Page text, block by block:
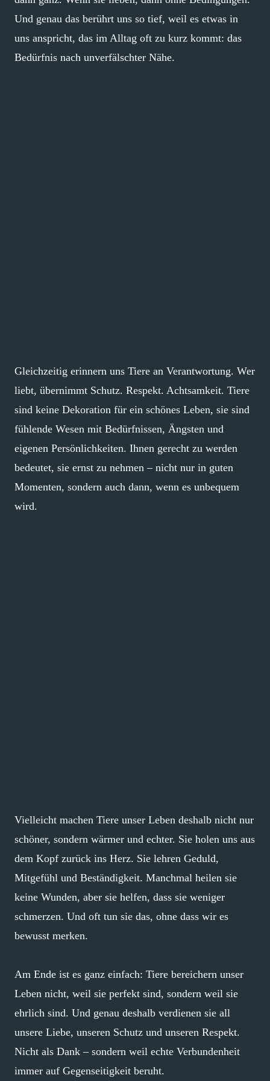
Und genau das berührt uns so tief, weil es etwas in
uns anspricht, das im Alltag oft zu kurz kommt: das
Bedürfnis nach unverfälschter Nähe.
Gleichzeitig erinnern uns Tiere an Verantwortung. Wer
liebt, übernimmt Schutz. Respekt. Achtsamkeit. Tiere
sind keine Dekoration für ein schönes Leben, sie sind
fühlende Wesen mit Bedürfnissen, Ängsten und
eigenen Persönlichkeiten. Ihnen gerecht zu werden
bedeutet, sie ernst zu nehmen – nicht nur in guten
Momenten, sondern auch dann, wenn es unbequem
wird.
Vielleicht machen Tiere unser Leben deshalb nicht nur
schöner, sondern wärmer und echter. Sie holen uns aus
dem Kopf zurück ins Herz. Sie lehren Geduld,
Mitgefühl und Beständigkeit. Manchmal heilen sie
keine Wunden, aber sie helfen, dass sie weniger
schmerzen. Und oft tun sie das, ohne dass wir es
bewusst merken.
Am Ende ist es ganz einfach: Tiere bereichern unser
Leben nicht, weil sie perfekt sind, sondern weil sie
ehrlich sind. Und genau deshalb verdienen sie all
unsere Liebe, unseren Schutz und unseren Respekt.
Nicht als Dank – sondern weil echte Verbundenheit
immer auf Gegenseitigkeit beruht.